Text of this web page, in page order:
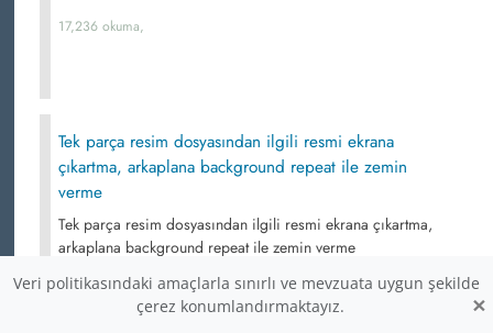
17,236 okuma,
Tek parça resim dosyasından ilgili resmi ekrana
çıkartma, arkaplana background repeat ile zemin
verme
Tek parça resim dosyasından ilgili resmi ekrana çıkartma,
arkaplana background repeat ile zemin verme
17,175 okuma,
Veri politikasındaki amaçlarla sınırlı ve mevzuata uygun şekilde
çerez konumlandırmaktayız.
×